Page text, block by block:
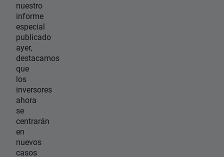
nuestro
informe
especial
publicado
ayer,
destacamos
que
los
inversores
ahora
se
centrarán
en
nuevos
casos